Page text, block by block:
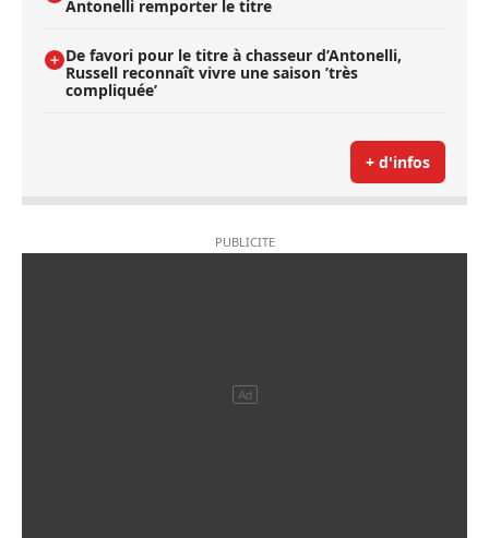
Antonelli remporter le titre
De favori pour le titre à chasseur d’Antonelli,
Russell reconnaît vivre une saison ’très
compliquée’
+ d'infos